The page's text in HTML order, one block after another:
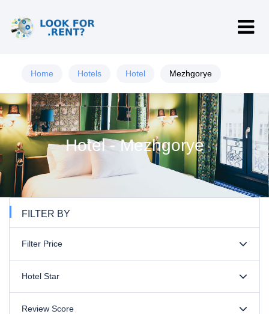
Home Hotels Hotel Mezhgorye
Hotel - Mezhgorye
FILTER BY
Filter Price
Hotel Star
Review Score